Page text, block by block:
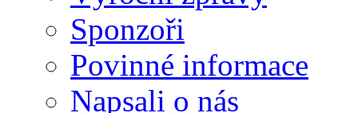
Sponzoři
Povinné informace
Napsali o nás